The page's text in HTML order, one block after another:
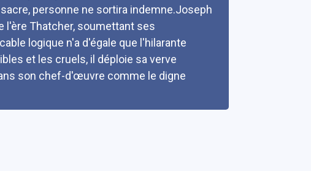
personne ne sortira indemne.Joseph
l'ère Thatcher, soumettant ses
logique n'a d'égale que l'hilarante
et les cruels, il déploie sa verve
son chef-d'œuvre comme le digne